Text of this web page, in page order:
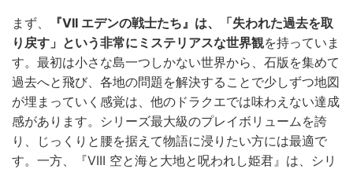
まず、
『VII エデンの戦士たち』は、「失われた過去を取
り戻す」という非常にミステリアスな世界観を持っていま
す。最初は小さな島一つしかない世界から、石版を集めて
過去へと飛び、各地の問題を解決することで少しずつ地図
が埋まっていく感覚は、他のドラクエでは味わえない達成
感があります。シリーズ最大級のプレイボリュームを誇
り、じっくりと腰を据えて物語に浸りたい方には最適で
す。一方、『VIII 空と海と大地と呪われし姫君』は、シリ